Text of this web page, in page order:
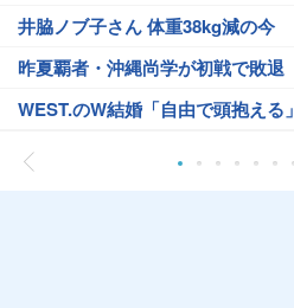
井脇ノブ子さん 体重38kg減の今
昨夏覇者・沖縄尚学が初戦で敗退
WEST.のW結婚「自由で頭抱える」